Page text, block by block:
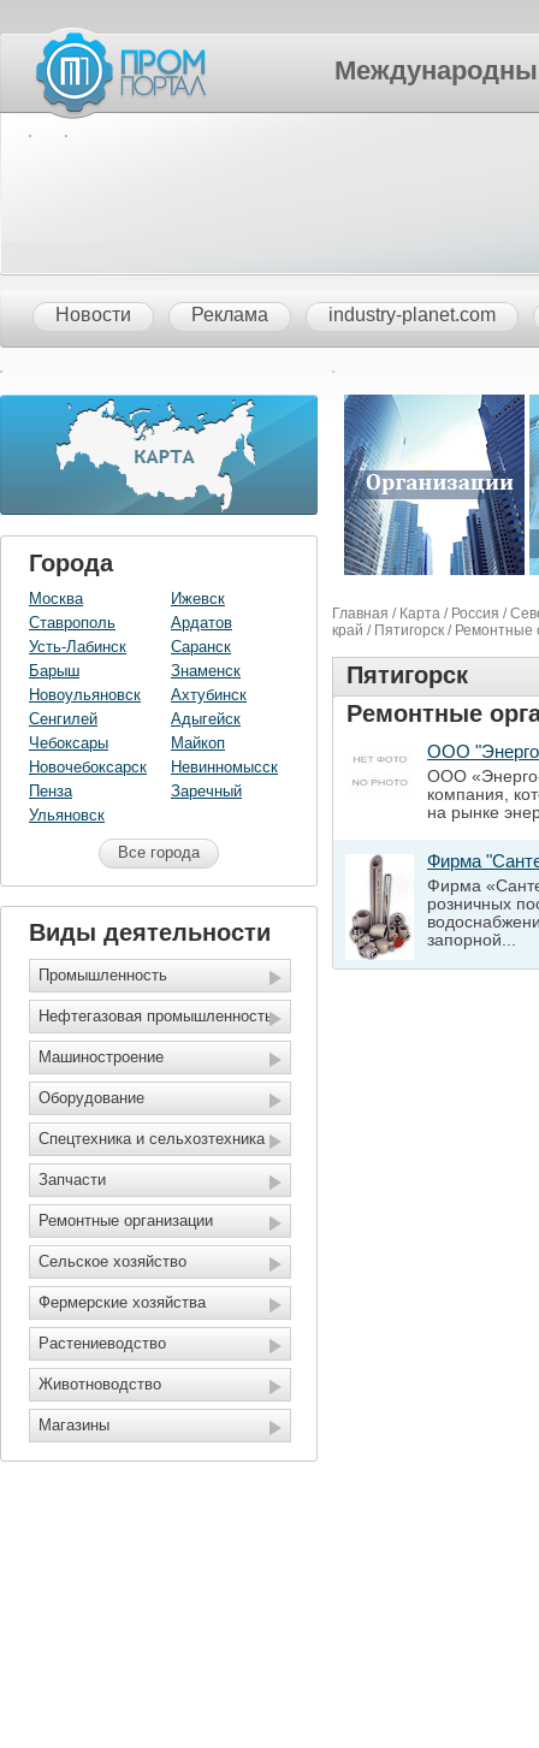
Международный
Новости Реклама industry-planet.com
Города
Москва
Ставрополь
Усть-Лабинск
Барыш
Новоульяновск
Сенгилей
Чебоксары
Новочебоксарск
Пенза
Ульяновск
Ижевск
Ардатов
Саранск
Знаменск
Ахтубинск
Адыгейск
Майкоп
Невинномысск
Заречный
Все города
Виды деятельности
Промышленность
Нефтегазовая промышленность
Машиностроение
Оборудование
Спецтехника и сельхозтехника
Запчасти
Ремонтные организации
Сельское хозяйство
Фермерские хозяйства
Растениеводство
Животноводство
Магазины
Главная / Карта / Россия /
край / Пятигорск / Ремонтные
Пятигорск
Ремонтные
ООО
ООО
компания,
на рынке
Фирма
Фирма
розничных
запорной...